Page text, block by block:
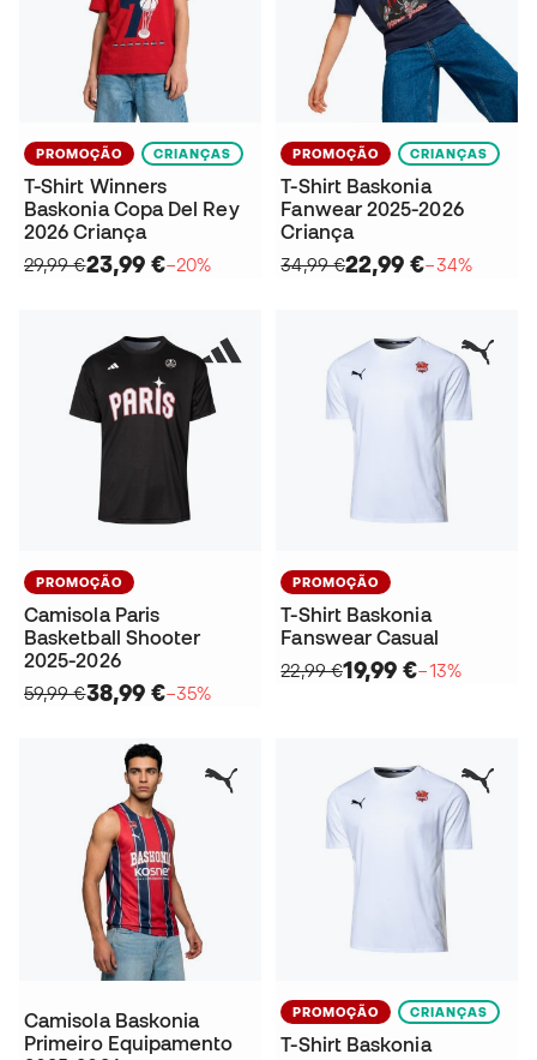
PROMOÇÃO CRIANÇAS
T-Shirt Winners
Baskonia Copa Del Rey
2026 Criança
29,99 €23,99 €−20%
PROMOÇÃO CRIANÇAS
T-Shirt Baskonia
Fanwear 2025-2026
Criança
34,99 €22,99 €−34%
PROMOÇÃO
Camisola Paris
Basketball Shooter
2025-2026
59,99 €38,99 €−35%
PROMOÇÃO
T-Shirt Baskonia
Fanswear Casual
22,99 €19,99 €−13%
Camisola Baskonia
Primeiro Equipamento
PROMOÇÃO CRIANÇAS
T-Shirt Baskonia